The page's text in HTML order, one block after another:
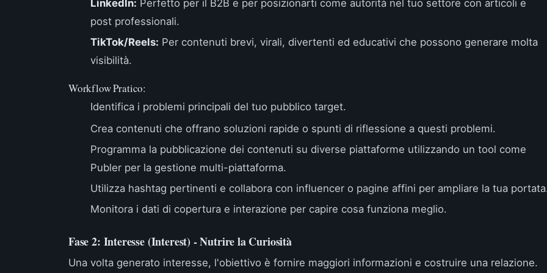
LinkedIn: Perfetto per il B2B e per posizionarti come autorità nel tuo settore con articoli e
post professionali.
TikTok/Reels: Per contenuti brevi, virali, divertenti ed educativi che possono generare molta
visibilità.
Workflow Pratico:
Identifica i problemi principali del tuo pubblico target.
Crea contenuti che offrano soluzioni rapide o spunti di riflessione a questi problemi.
Programma la pubblicazione dei contenuti su diverse piattaforme utilizzando un tool come
Publer per la gestione multi-piattaforma.
Utilizza hashtag pertinenti e collabora con influencer o pagine affini per ampliare la tua
Monitora i dati di copertura e interazione per capire cosa funziona meglio.
Fase 2: Interesse (Interest) - Nutrire la Curiosità
Una volta generato interesse, l'obiettivo è fornire maggiori informazioni e costruire una relazione.